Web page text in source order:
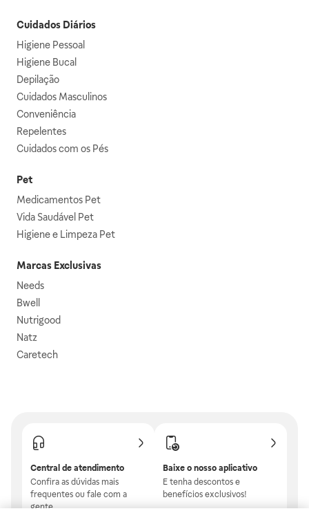
Cuidados Diários
Higiene Pessoal
Higiene Bucal
Depilação
Cuidados Masculinos
Conveniência
Repelentes
Cuidados com os Pés
Pet
Medicamentos Pet
Vida Saudável Pet
Higiene e Limpeza Pet
Marcas Exclusivas
Needs
Bwell
Nutrigood
Natz
Caretech
Central de atendimento
Confira as dúvidas mais
frequentes ou fale com a
gente.
Baixe o nosso aplicativo
E tenha descontos e
benefícios exclusivos!